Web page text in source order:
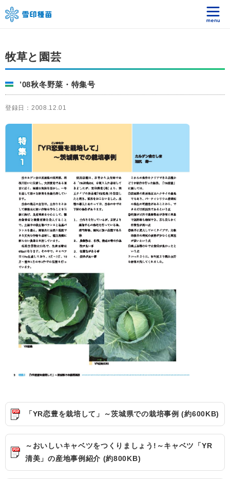
牧草と園芸
’08秋冬野菜・特集号
登録日：2008.12.01
「YR恋豊を栽培して」～茨城県での栽培事例 (約600KB)
～おいしいキャベツをつくりましょう!～キャベツ「YR
清美」の産地事例紹介 (約800KB)